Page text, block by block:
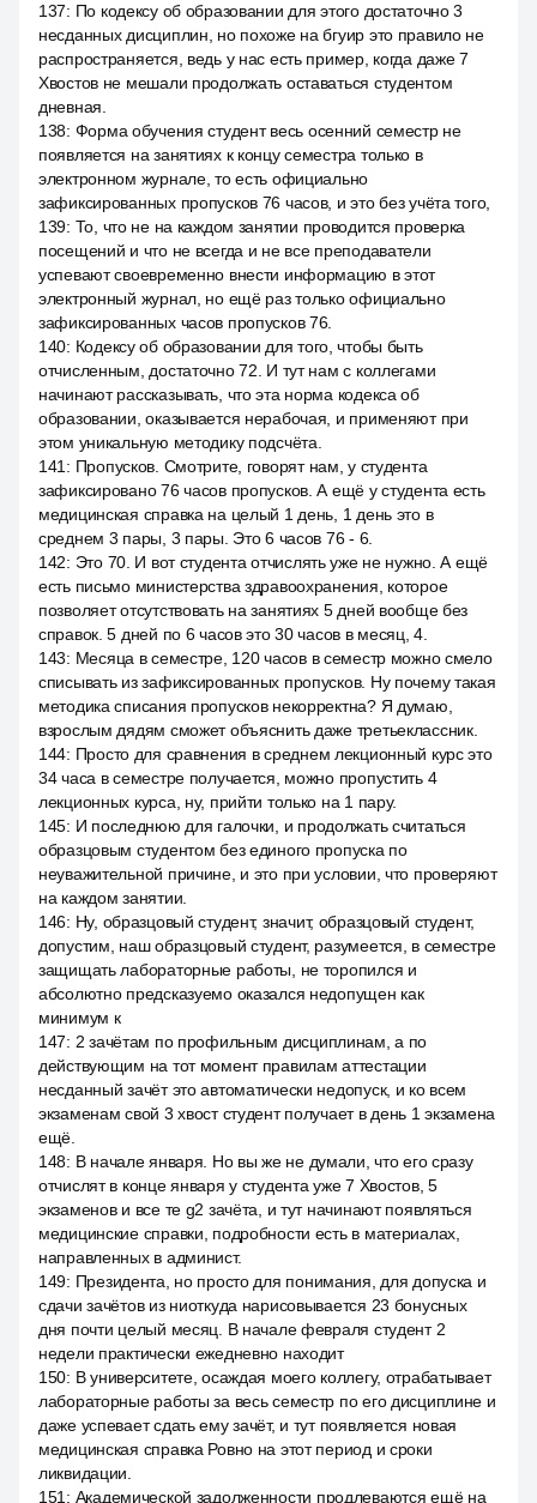
137: По кодексу об образовании для этого достаточно 3
несданных дисциплин, но похоже на бгуир это правило не
распространяется, ведь у нас есть пример, когда даже 7
Хвостов не мешали продолжать оставаться студентом
дневная.
138: Форма обучения студент весь осенний семестр не
появляется на занятиях к концу семестра только в
электронном журнале, то есть официально
зафиксированных пропусков 76 часов, и это без учёта того,
139: То, что не на каждом занятии проводится проверка
посещений и что не всегда и не все преподаватели
успевают своевременно внести информацию в этот
электронный журнал, но ещё раз только официально
зафиксированных часов пропусков 76.
140: Кодексу об образовании для того, чтобы быть
отчисленным, достаточно 72. И тут нам с коллегами
начинают рассказывать, что эта норма кодекса об
образовании, оказывается нерабочая, и применяют при
этом уникальную методику подсчёта.
141 : Пропусков. Смотрите, говорят нам, у студента
зафиксировано 76 часов пропусков. А ещё у студента есть
медицинская справка на целый 1 день, 1 день это в
среднем 3 пары, 3 пары. Это 6 часов 76 - 6.
142: Это 70. И вот студента отчислять уже не нужно. А ещё
есть письмо министерства здравоохранения, которое
позволяет отсутствовать на занятиях 5 дней вообще без
справок. 5 дней по 6 часов это 30 часов в месяц, 4.
143: Месяца в семестре, 120 часов в семестр можно смело
списывать из зафиксированных пропусков. Ну почему такая
методика списания пропусков некорректна? Я думаю,
взрослым дядям сможет объяснить даже третьеклассник.
144: Просто для сравнения в среднем лекционный курс это
34 часа в семестре получается, можно пропустить 4
лекционных курса, ну, прийти только на 1 пару.
145: И последнюю для галочки, и продолжать считаться
образцовым студентом без единого пропуска по
неуважительной причине, и это при условии, что проверяют
на каждом занятии.
146: Ну, образцовый студент, значит, образцовый студент,
допустим, наш образцовый студент, разумеется, в семестре
защищать лабораторные работы, не торопился и
абсолютно предсказуемо оказался недопущен как
минимум к
147: 2 зачётам по профильным дисциплинам, а по
действующим на тот момент правилам аттестации
несданный зачёт это автоматически недопуск, и ко всем
экзаменам свой 3 хвост студент получает в день 1 экзамена
ещё.
148: В начале января. Но вы же не думали, что его сразу
отчислят в конце января у студента уже 7 Хвостов, 5
экзаменов и все те g2 зачёта, и тут начинают появляться
медицинские справки, подробности есть в материалах,
направленных в админист.
149: Президента, но просто для понимания, для допуска и
сдачи зачётов из ниоткуда нарисовывается 23 бонусных
дня почти целый месяц. В начале февраля студент 2
недели практически ежедневно находит
150: В университете, осаждая моего коллегу, отрабатывает
лабораторные работы за весь семестр по его дисциплине и
даже успевает сдать ему зачёт, и тут появляется новая
медицинская справка Ровно на этот период и сроки
ликвидации.
151 : Академической задолженности продлеваются ещё на